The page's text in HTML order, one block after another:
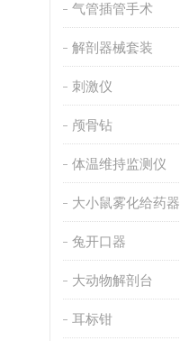
气管插管手术
解剖器械套装
刺激仪
颅骨钻
体温维持监测仪
大小鼠雾化给药器
兔开口器
大动物解剖台
耳标钳